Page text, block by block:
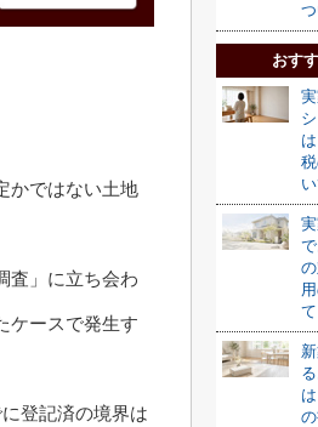
かではない土地
査」に立ち会わ
ケースで発生す
登記済の境界は
おす